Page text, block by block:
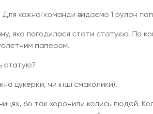
Для кожної команди видаємо 1 рулон
яка погодилася стати статуєю. По
папером.
статую?
цукерки, чи інші смаколики).
бо так хоронили колись людей.